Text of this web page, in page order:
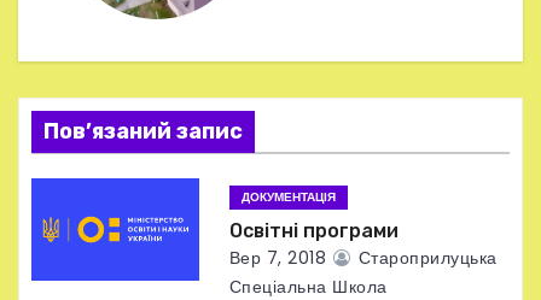
ц
і
я
з
Пов’язаний запис
ДОКУМЕНТАЦІЯ
Освітні програми
Вер 7, 2018
Староприлуцька
Спеціальна Школа